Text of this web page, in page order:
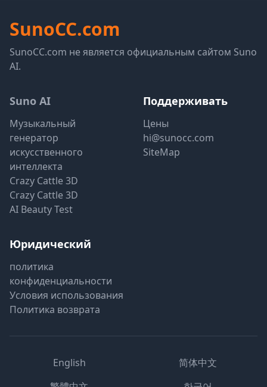
SunoCC.com
SunoCC.com не является официальным сайтом Suno
AI.
Suno AI
Музыкальный
генератор
искусственного
интеллекта
Crazy Cattle 3D
Crazy Cattle 3D
AI Beauty Test
Поддерживать
Цены
hi@sunocc.com
SiteMap
Юридический
политика
конфиденциальности
Условия использования
Политика возврата
English
简体中文